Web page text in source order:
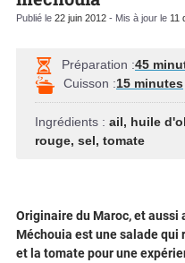
Publié le 22 juin 2012 - Mis à jour le 11
Préparation :45
Cuisson :15 minutes
Ingrédients : ail, huile
rouge, sel, tomate
Originaire du Maroc, et aussi
Méchouia est une salade qui
et la tomate pour une